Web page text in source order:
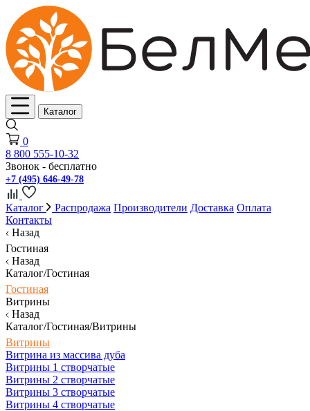
Каталог
0
8 800 555-10-32
Звонок - бесплатно
+7 (495) 646-49-78
Каталог Распродажа Производители Доставка Оплата
Контакты
Назад
Гостиная
Назад
Каталог/Гостиная
Гостиная
Витрины
Назад
Каталог/Гостиная/Витрины
Витрины
Витрина из массива дуба
Витрины 1 створчатые
Витрины 2 створчатые
Витрины 3 створчатые
Витрины 4 створчатые